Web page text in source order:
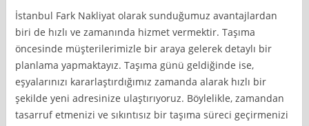
İstanbul Fark Nakliyat olarak sunduğumuz avantajlardan
biri de hızlı ve zamanında hizmet vermektir. Taşıma
öncesinde müşterilerimizle bir araya gelerek detaylı bir
planlama yapmaktayız. Taşıma günü geldiğinde ise,
eşyalarınızı kararlaştırdığımız zamanda alarak hızlı bir
şekilde yeni adresinize ulaştırıyoruz. Böylelikle, zamandan
tasarruf etmenizi ve sıkıntısız bir taşıma süreci geçirmenizi